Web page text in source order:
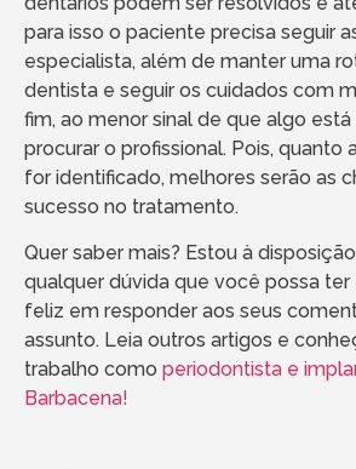
para isso o paciente precisa seguir
especialista, além de manter uma
dentista e seguir os cuidados com
fim, ao menor sinal de que algo
procurar o profissional. Pois, quanto
for identificado, melhores serão as
sucesso no tratamento.
Quer saber mais? Estou à
qualquer dúvida que você possa ter
feliz em responder aos seus
assunto. Leia outros artigos e
trabalho como periodontista e
Barbacena!